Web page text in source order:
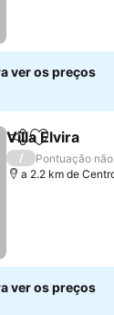
ver os preços
PartilharAdicionar
Villa Elvira
/
Pontuação
a 2.2 km de
ver os preços